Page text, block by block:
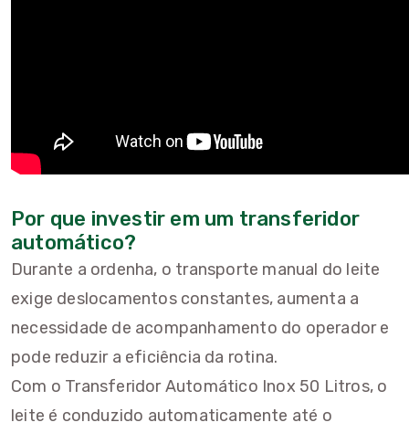
Por que investir em um transferidor
automático?
Durante a ordenha, o transporte manual do leite
exige deslocamentos constantes, aumenta a
necessidade de acompanhamento do operador e
pode reduzir a eficiência da rotina.
Com o Transferidor Automático Inox 50 Litros, o
leite é conduzido automaticamente até o